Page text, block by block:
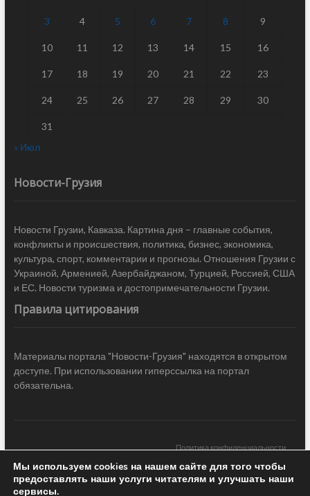
3 4 5 6 7 8 9
10 11 12 13 14 15 16
17 18 19 20 21 22 23
24 25 26 27 28 29 30
31
« Июл
Новости-Грузия
Новости Грузии, Кавказа. Картина дня – главные события,
конфликты и происшествия, политика, бизнес, экономика,
культура, спорт, комментарии и прогнозы. Отношения Грузии с
Украиной, Арменией, Азербайджаном, Турцией, Россией, США
и ЕС. Новости туризма и достопримечательности Грузии.
Правила цитирования
Материалы портала "Новости-Грузия" находятся в открытом
доступе. При использовании гиперссылка на портал
обязательна.
Политика конфиденциальности
Новости Грузии| Black Sea Press LTD © 2020 All Rights Reserved /
Design & development —
Мы используем cookies на нашем сайте для того чтобы
предоставлять наши услуги читателям и улучшать наши
сервисы.